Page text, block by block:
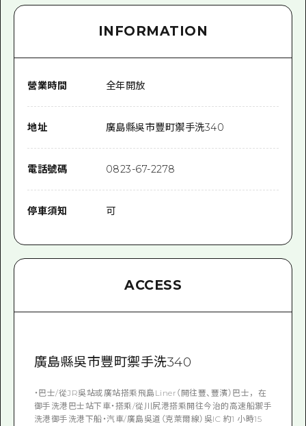
INFORMATION
營業時間 全年開放
地址 廣島縣吳市豐町禦手洗340
電話號碼 0823-67-2278
停車須知 可
ACCESS
廣島縣吳市豐町禦手洗340
・巴士/從JR吳站或廣站搭乘飛島Liner（開往豐、豐濱）巴士，在
御手洗港巴士站下車・搭乘/從川尻港搭乘開往今治的高速船禦手
洗港御手洗港下船・汽車/廣島吳道（克萊爾線）吳IC 約1 小時15